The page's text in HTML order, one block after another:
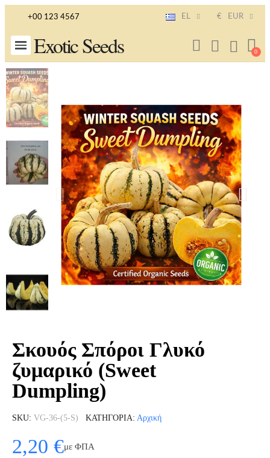
+00 123 4567 EL € EUR
Exotic Seeds
Σκουός Σπόροι Γλυκό
ζυμαρικό (Sweet
Dumpling)
SKU VG-36-(5-S) ΚΑΤΗΓΟΡΊΑ Αρχική
2,20 €με ΦΠΑ